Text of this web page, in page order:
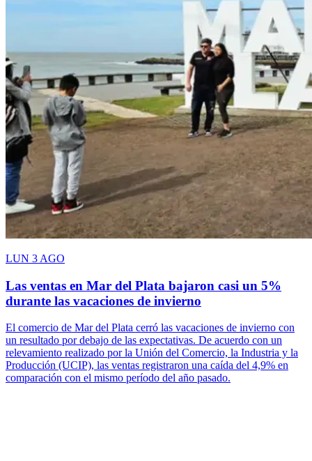
LUN 3 AGO
Las ventas en Mar del Plata bajaron casi un 5%
durante las vacaciones de invierno
El comercio de Mar del Plata cerró las vacaciones de invierno con
un resultado por debajo de las expectativas. De acuerdo con un
relevamiento realizado por la Unión del Comercio, la Industria y la
Producción (UCIP), las ventas registraron una caída del 4,9% en
comparación con el mismo período del año pasado.